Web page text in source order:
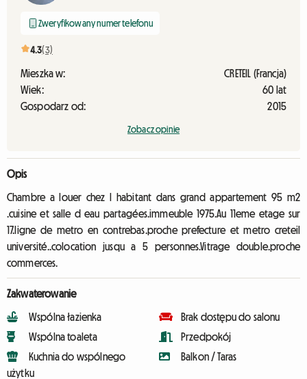
Zweryfikowany numer telefonu
4.3(3)
Mieszka w:
CRETEIL (Francja)
Wiek:
60 lat
Gospodarz od:
2015
Zobacz opinie
Opis
Chambre a louer chez l habitant dans grand appartement 95 m2
.cuisine et salle d eau partagées.immeuble 1975.Au 11eme etage sur
17.ligne de metro en contrebas.proche prefecture et metro creteil
université..colocation jusqu a 5 personnes.Vitrage double.proche
commerces.
Zakwaterowanie
Wspólna łazienka
Wspólna toaleta
Kuchnia do wspólnego
użytku
Brak dostępu do salonu
Przedpokój
Balkon / Taras